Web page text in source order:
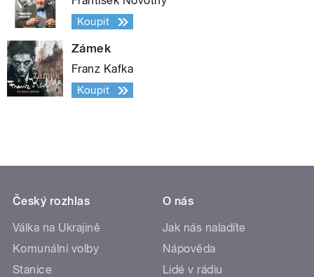
Koupit
Zámek
Franz Kafka
Koupit
Český rozhlas
Válka na Ukrajině
Komunální volby
Stanice
O nás
Jak nás naladíte
Nápověda
Lidé v rádiu